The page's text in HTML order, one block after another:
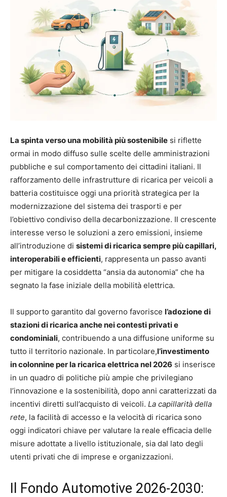
La spinta verso una mobilità più sostenibile si riflette
ormai in modo diffuso sulle scelte delle amministrazioni
pubbliche e sul comportamento dei cittadini italiani. Il
rafforzamento delle infrastrutture di ricarica per veicoli a
batteria costituisce oggi una priorità strategica per la
modernizzazione del sistema dei trasporti e per
l’obiettivo condiviso della decarbonizzazione. Il crescente
interesse verso le soluzioni a zero emissioni, insieme
all’introduzione di sistemi di ricarica sempre più capillari,
interoperabili e efficienti, rappresenta un passo avanti
per mitigare la cosiddetta “ansia da autonomia” che ha
segnato la fase iniziale della mobilità elettrica.
Il supporto garantito dal governo favorisce l’adozione di
stazioni di ricarica anche nei contesti privati e
condominiali, contribuendo a una diffusione uniforme su
tutto il territorio nazionale. In particolare,l’investimento
in colonnine per la ricarica elettrica nel 2026 si inserisce
in un quadro di politiche più ampie che privilegiano
l’innovazione e la sostenibilità, dopo anni caratterizzati da
incentivi diretti sull’acquisto di veicoli. La capillarità della
rete, la facilità di accesso e la velocità di ricarica sono
oggi indicatori chiave per valutare la reale efficacia delle
misure adottate a livello istituzionale, sia dal lato degli
utenti privati che di imprese e organizzazioni.
Il Fondo Automotive 2026-2030: